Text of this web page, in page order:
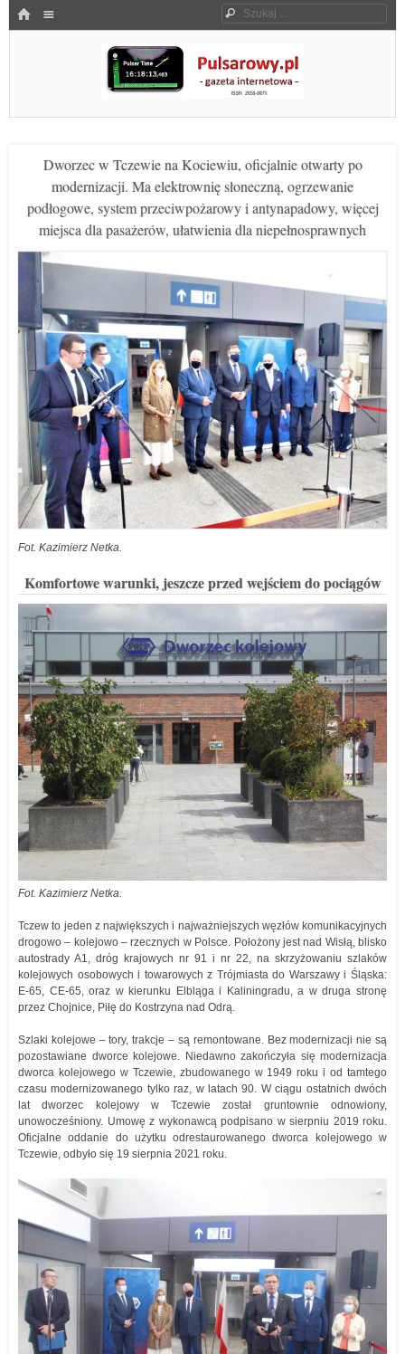
HOME Szukaj
Pulsarowy.pl
Dworzec w Tczewie na Kociewiu, oficjalnie otwarty po
modernizacji. Ma elektrownię słoneczną, ogrzewanie
podłogowe, system przeciwpożarowy i antynapadowy, więcej
miejsca dla pasażerów, ułatwienia dla niepełnosprawnych
Fot. Kazimierz Netka.
Komfortowe warunki, jeszcze przed wejściem do pociągów
Fot. Kazimierz Netka.
Tczew to jeden z największych i najważniejszych węzłów komunikacyjnych
drogowo – kolejowo – rzecznych w Polsce. Położony jest nad Wisłą, blisko
autostrady A1, dróg krajowych nr 91 i nr 22, na skrzyżowaniu szlaków
kolejowych osobowych i towarowych z Trójmiasta do Warszawy i Śląska:
E-65, CE-65, oraz w kierunku Elbląga i Kaliningradu, a w druga stronę
przez Chojnice, Piłę do Kostrzyna nad Odrą.
Szlaki kolejowe – tory, trakcje – są remontowane. Bez modernizacji nie są
pozostawiane dworce kolejowe. Niedawno zakończyła się modernizacja
dworca kolejowego w Tczewie, zbudowanego w 1949 roku i od tamtego
czasu modernizowanego tylko raz, w latach 90. W ciągu ostatnich dwóch
lat dworzec kolejowy w Tczewie został gruntownie odnowiony,
unowocześniony. Umowę z wykonawcą podpisano w sierpniu 2019 roku.
Oficjalne oddanie do użytku odrestaurowanego dworca kolejowego w
Tczewie, odbyło się 19 sierpnia 2021 roku.